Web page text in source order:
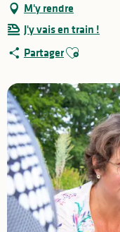
M'y rendre
J'y vais en train !
PartagerAjouter aux